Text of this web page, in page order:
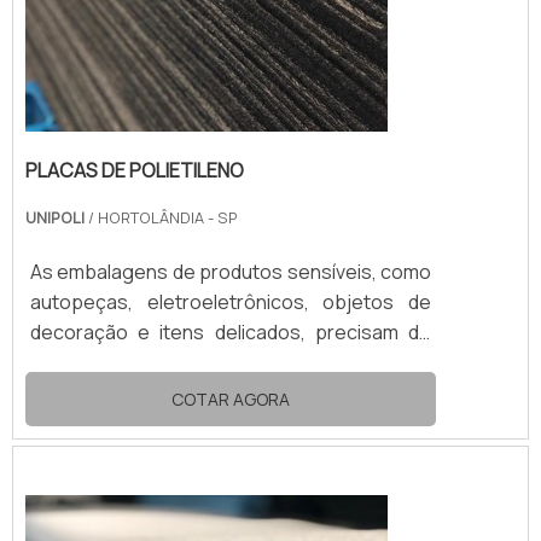
PLACAS DE POLIETILENO
UNIPOLI / HORTOLÂNDIA - SP
As embalagens de produtos sensíveis, como
autopeças, eletroeletrônicos, objetos de
decoração e itens delicados, precisam de
polietileno oferecem uma acomodação mais
segura do produto dentro de uma
embalagem. Este item protege todo e
armazenamento para que chegue com
COTAR AGORA